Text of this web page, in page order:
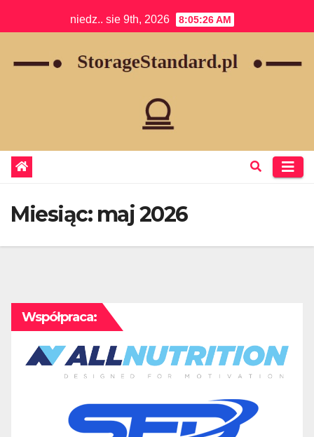
to
niedz.. sie 9th, 2026 8:05:26 AM
Miesiąc: maj 2026
Współpraca: